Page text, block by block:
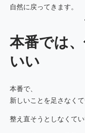
自然に戻ってきます。
本番では
いい
本番で、
新しいことを足さなくて
整え直そうとしなくてい